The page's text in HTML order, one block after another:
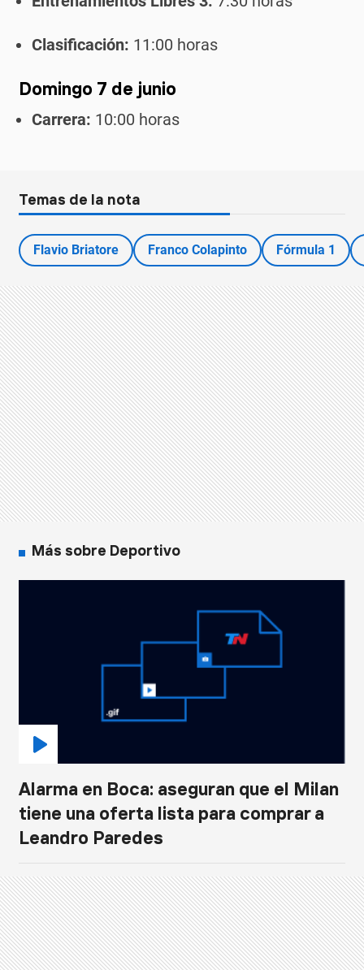
Clasificación: 11:00 horas
Domingo 7 de junio
Carrera: 10:00 horas
Temas de la nota
Flavio Briatore Franco Colapinto Fórmula 1
Más sobre Deportivo
Alarma en Boca: aseguran que el Milan
tiene una oferta lista para comprar a
Leandro Paredes